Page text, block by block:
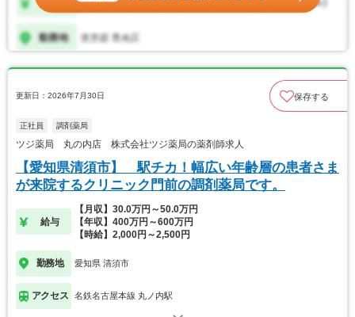
更新日：2026年7月30日 保存する
正社員 調剤薬局
ツジ薬局 丸の内店 株式会社ツジ薬局の薬剤師求人
【愛知県清須市】 駅チカ！幅広い年齢層の患者さま
が来院するクリニック門前の調剤薬局です。
給与
【月収】30.0万円～50.0万円
【年収】400万円～600万円
【時給】2,000円～2,500円
勤務地 愛知県 清須市
アクセス 名鉄名古屋本線 丸ノ内駅